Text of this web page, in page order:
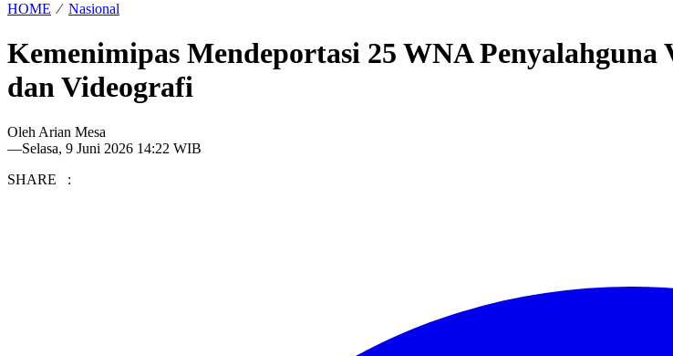
HOME ⁄ Nasional
Kemenimipas Mendeportasi 25 WNA
dan Videografi
Oleh Arian Mesa
—Selasa, 9 Juni 2026 14:22 WIB
SHARE :